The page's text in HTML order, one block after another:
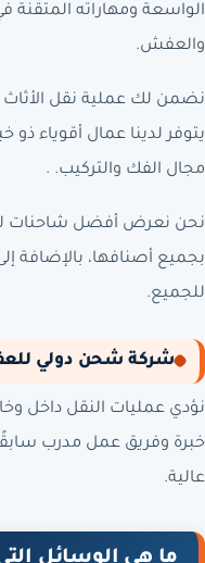
الواسعة ومهاراته المتقنة
والعفش.
نضمن لك عملية نقل الأثاث
يتوفر لدينا عمال أقوياء ذو
مجال الفك والتركيب. .
نحن نعرض أفضل شاحنات
بجميع أصنافها، بالإضافة
للجميع.
شركة شحن دولي
نؤدي عمليات النقل داخل
خبرة وفريق عمل مدرب
عالية.